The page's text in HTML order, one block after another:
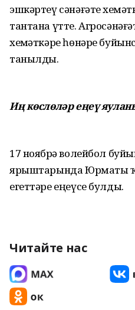
эшкәртеү сәнәғәте
тантана үтте.
хеҙмәткәре һөнәре
танылды.
Иң көслөләр еңеү
17 ноябрҙә волейбол
ярыштарында Юрматы
егеттәре еңеүсе булды.
Читайте нас